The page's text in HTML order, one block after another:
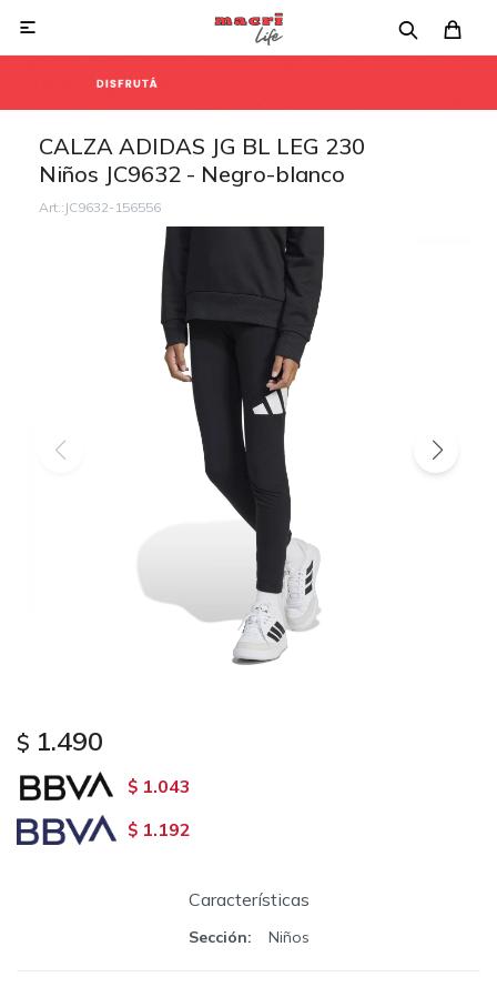

CALZA ADIDAS JG BL LEG 230
Niños JC9632 - Negro-blanco
JC9632-156556
$ 1.490
$ 1.043
$ 1.192
Características
Sección Niños